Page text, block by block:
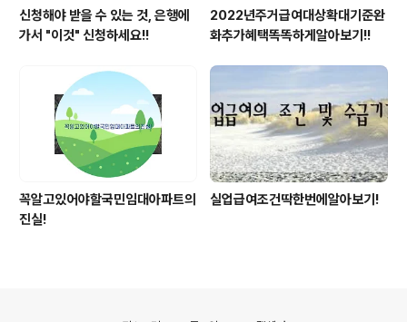
신청해야 받을 수 있는 것, 은행에
가서 "이것" 신청하세요!!
2022년주거급여대상확대기준완
화추가혜택똑똑하게알아보기!!
꼭알고있어야할국민임대아파트의
진실!
실업급여조건딱한번에알아보기!